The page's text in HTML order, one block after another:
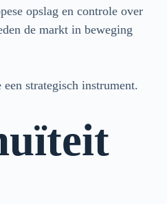
opslag en controle over
de markt in beweging
strategisch instrument.